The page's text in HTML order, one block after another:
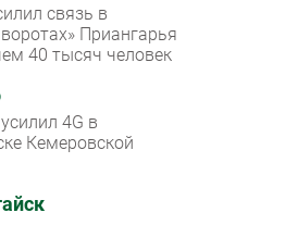
связь в
Приангарья
40 тысяч человек
4G в
Кемеровской